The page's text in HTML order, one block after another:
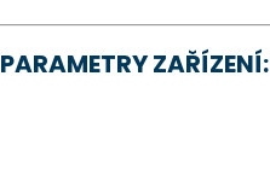
PARAMETRY ZAŘÍZENÍ: